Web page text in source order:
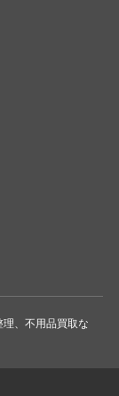
、不用品買取な